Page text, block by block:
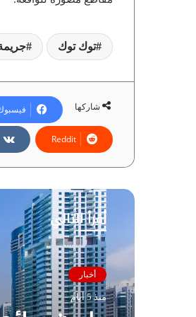
توك توك
شاركها
أقرأ التالي
أخبار
منذ 5 أيام